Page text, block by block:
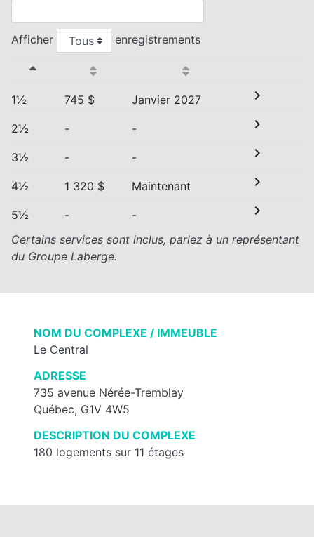
Afficher enregistrements
1½ 745 $ Janvier 2027 chevron_right
2½ - - chevron_right
3½ - - chevron_right
4½ 1 320 $ Maintenant chevron_right
5½ - - chevron_right
Certains services sont inclus, parlez à un représentant
du Groupe Laberge.
NOM DU COMPLEXE / IMMEUBLE
Le Central
ADRESSE
735 avenue Nérée-Tremblay
Québec, G1V 4W5
DESCRIPTION DU COMPLEXE
180 logements sur 11 étages